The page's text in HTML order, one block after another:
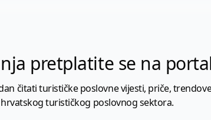
pretplatite se na
čitati turističke poslovne vijesti, priče,
hrvatskog turističkog poslovnog sektora.